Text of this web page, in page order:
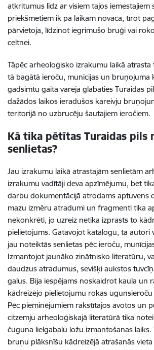
atkritumus līdz ar visiem tajos iemestajiem
priekšmetiem ik pa laikam novāca, tīrot
pārvietoja, līdzinot iegrimušo bruģi vai
celtnei.
Tāpēc arheoloģisko izrakumu laikā atrasta
tā bagātā ieroču, munīcijas un bruņojuma
gadsimtu gaitā varēja glabāties Turaidas
dažādos laikos ieradušos kareivju
teritorijā no uzbrucēju šautajiem ieročiem.
Kā tika pētītas Turaidas pils
senlietas?
Jau izrakumu laikā atrastajām senlietām
izrakumu vadītāji deva apzīmējumu, bet
darbu dokumentācijā atrodams aptuvens
mazu izmēru atradumi un fragmenti tika
nekonkrēti, jo uzreiz netika izprasts to
pielietojums. Gatavojot katalogu, tā autori
jau noteiktās senlietas pēc ieroču,
Izmantojot jaunāko zinātnisko literatūru,
daudzus atradumus, sevišķi aukstos
galus. Bija iespējams noskaidrot kaula un
kādreizējo pielietojumu rokas
Pēc pieminējumiem rakstītajos avotos un
citzemju arheoloģiskajā literatūrā tika
čuguna lielgabalu ložu izmantošanas
bruņu plāksnīšu kādreizējā atrašanās